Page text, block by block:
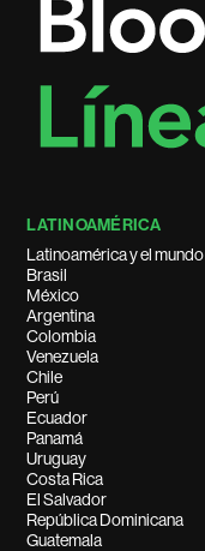
LATINOAMÉRICA
Latinoamérica y el mundo
Brasil
México
Argentina
Colombia
Venezuela
Chile
Perú
Ecuador
Panamá
Uruguay
Costa Rica
El Salvador
República Dominicana
Guatemala